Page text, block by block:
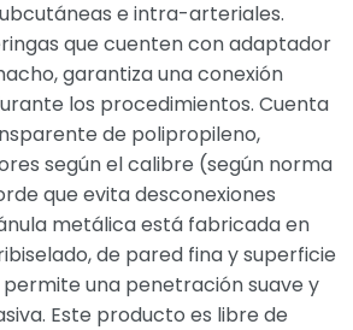
e intra-arteriales.
que cuenten con adaptador
garantiza una conexión
los procedimientos. Cuenta
de polipropileno,
según el calibre (según norma
que evita desconexiones
metálica está fabricada en
de pared fina y superficie
permite una penetración suave y
Este producto es libre de